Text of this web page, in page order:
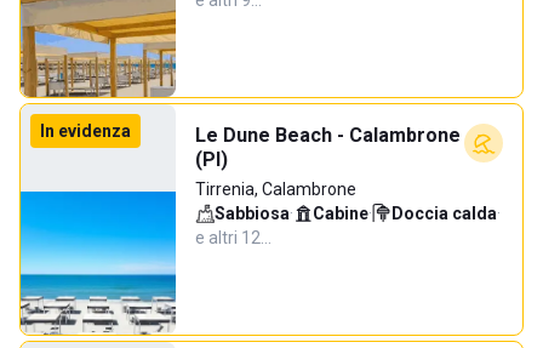
In evidenza
Le Dune Beach - Calambrone
(PI)
Tirrenia, Calambrone
Sabbiosa· Cabine· Doccia calda·
e altri 12…